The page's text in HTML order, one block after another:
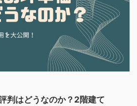
判はどうなのか？2階建て